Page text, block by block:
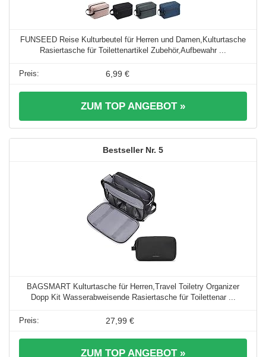
FUNSEED Reise Kulturbeutel für Herren und Damen,Kulturtasche
Rasiertasche für Toilettenartikel Zubehör,Aufbewahr ...
6,99 €
ZUM TOP ANGEBOT »
5
BAGSMART Kulturtasche für Herren,Travel Toiletry Organizer
Dopp Kit Wasserabweisende Rasiertasche für Toilettenar ...
27,99 €
ZUM TOP ANGEBOT »